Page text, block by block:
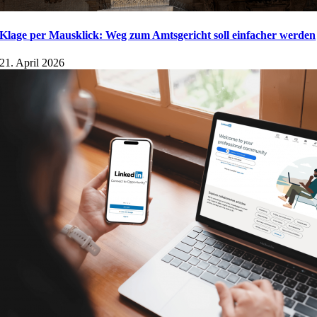
Klage per Mausklick: Weg zum Amtsgericht soll einfacher werden
21. April 2026